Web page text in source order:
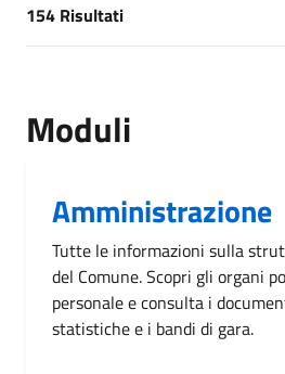
[results]
154 Risultati
Moduli
Amministrazione
Tutte le informazioni sulla
del Comune. Scopri gli organi
personale e consulta i
statistiche e i bandi di gara.